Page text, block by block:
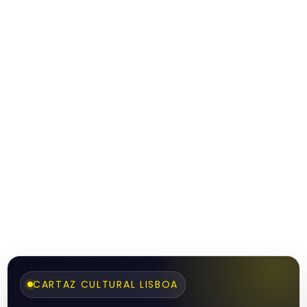
CARTAZ CULTURAL LISBOA